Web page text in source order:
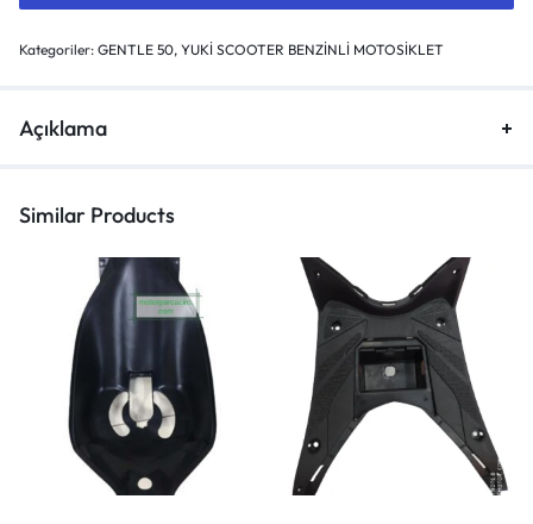
Kategoriler: GENTLE 50, YUKİ SCOOTER BENZİNLİ MOTOSİKLET
Açıklama
Similar Products